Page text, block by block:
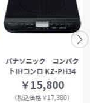
パナソニック コンパク
トIHコンロ KZ-PH34
￥15,800
（税込価格￥17,380）